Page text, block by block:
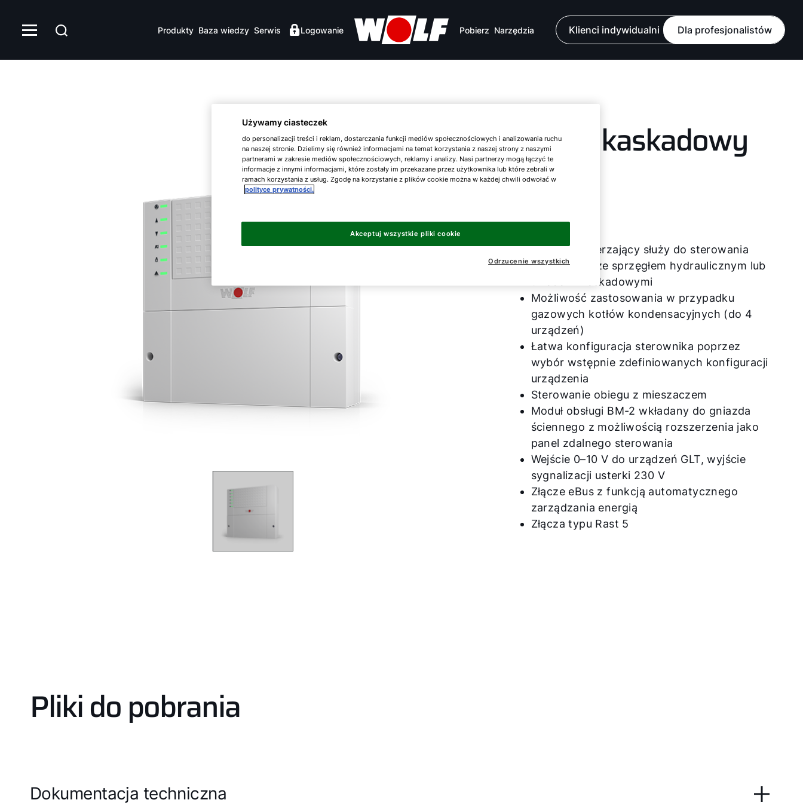
Produkty Baza wiedzy Serwis Logowanie Pobierz Narzędzia Klienci indywidualni Dla profesjonalistów
Moduł kaskadowy
Moduł rozszerzający służy do sterowania
instalacjami ze sprzęgłem hydraulicznym lub
układami kaskadowymi
Możliwość zastosowania w przypadku
gazowych kotłów kondensacyjnych (do 4
urządzeń)
Łatwa konfiguracja sterownika poprzez
wybór wstępnie zdefiniowanych konfiguracji
urządzenia
Sterowanie obiegu z mieszaczem
Moduł obsługi BM-2 wkładany do gniazda
ściennego z możliwością rozszerzenia jako
panel zdalnego sterowania
Wejście 0–10 V do urządzeń GLT, wyjście
sygnalizacji usterki 230 V
Złącze eBus z funkcją automatycznego
zarządzania energią
Złącza typu Rast 5
Pliki do pobrania
Dokumentacja techniczna
Używamy ciasteczek
do personalizacji treści i reklam, dostarczania funkcji mediów społecznościowych i analizowania ruchu
na naszej stronie. Dzielimy się również informacjami na temat korzystania z naszej strony z naszymi
partnerami w zakresie mediów społecznościowych, reklamy i analizy. Nasi partnerzy mogą łączyć te
informacje z innymi informacjami, które zostały im przekazane przez użytkownika lub które zebrali w
ramach korzystania z usług. Zgodę na korzystanie z plików cookie można w każdej chwili odwołać w
polityce prywatności.
Odrzucenie wszystkich
Akceptuj wszystkie pliki cookie